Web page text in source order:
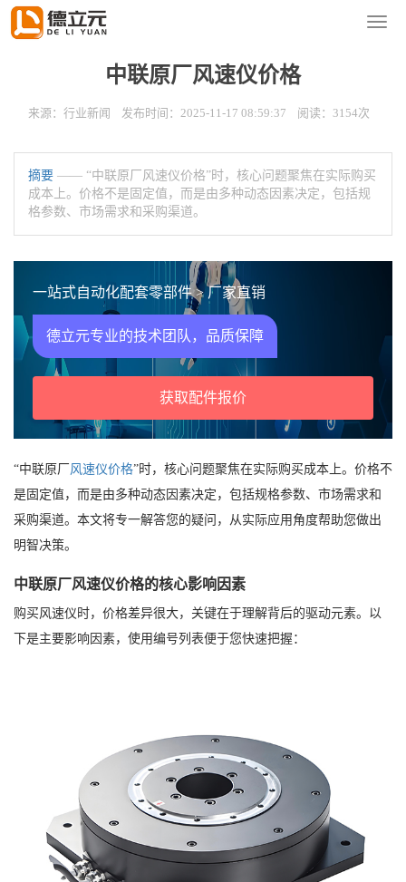
导
您的位置：首页
中联原厂风速仪价格
来源：行业新闻 发布时间：2025-11-17 08:59:37 阅读：3154次
摘要 —— “中联原厂风速仪价格”时，核心问题聚焦在实际购买
成本上。价格不是固定值，而是由多种动态因素决定，包括规
格参数、市场需求和采购渠道。
一站式自动化配套零部件 > 厂家直销
德立元专业的技术团队，品质保障
获取配件报价
“中联原厂 风速仪价格”时，核心问题聚焦在实际购买成本上。价格不
是固定值，而是由多种动态因素决定，包括规格参数、市场需求和
采购渠道。本文将专一解答您的疑问，从实际应用角度帮助您做出
明智决策。
中联原厂风速仪价格的核心影响因素
购买风速仪时，价格差异很大，关键在于理解背后的驱动元素。以
下是主要影响因素，使用编号列表便于您快速把握：